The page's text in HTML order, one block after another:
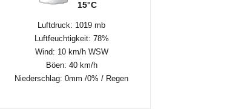
15°C
Luftdruck: 1019 mb
Luftfeuchtigkeit: 78%
Wind: 10 km/h WSW
Böen: 40 km/h
Niederschlag:0mm /0% / Regen